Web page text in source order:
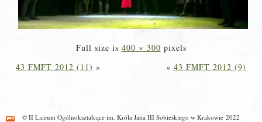
Full size is 400 × 300 pixels
43 FMFT 2012 (11) » « 43 FMFT 2012 (9)
© II Liceum Ogólnokształcące im. Króla Jana III Sobieskiego w Krakowie 2022